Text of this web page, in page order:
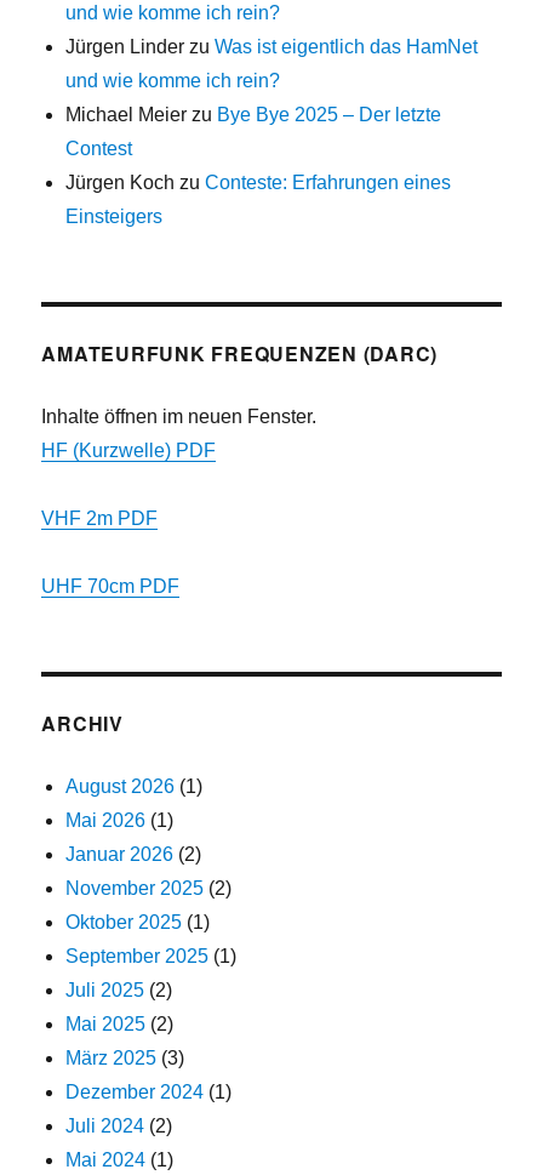
und wie komme ich rein?
Jürgen Linder zuWas ist eigentlich das HamNet
und wie komme ich rein?
Michael Meier zu Bye Bye 2025 – Der letzte
Contest
Jürgen Koch zuConteste: Erfahrungen eines
Einsteigers
AMATEURFUNK FREQUENZEN (DARC)
Inhalte öffnen im neuen Fenster.
HF (Kurzwelle) PDF
VHF 2m PDF
UHF 70cm PDF
ARCHIV
August 2026 (1)
Mai 2026 (1)
Januar 2026 (2)
November 2025 (2)
Oktober 2025 (1)
September 2025 (1)
Juli 2025 (2)
Mai 2025 (2)
März 2025 (3)
Dezember 2024 (1)
Juli 2024 (2)
Mai 2024 (1)